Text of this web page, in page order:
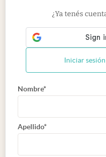
¿Ya tenés
Iniciar
Nombre*
Apellido*